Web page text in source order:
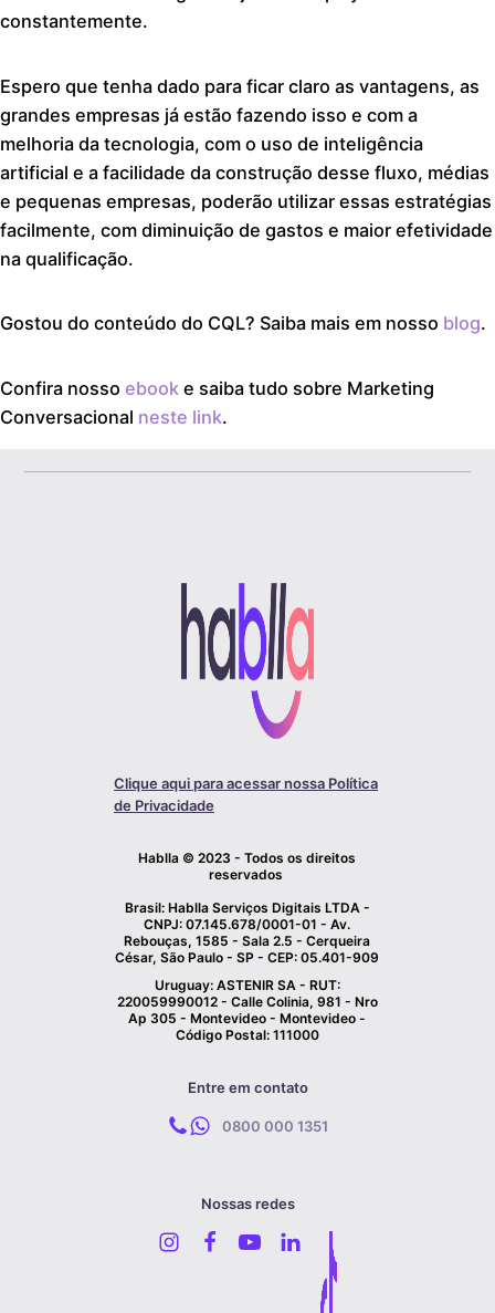
constantemente.
Espero que tenha dado para ficar claro as vantagens, as
grandes empresas já estão fazendo isso e com a
melhoria da tecnologia, com o uso de inteligência
artificial e a facilidade da construção desse fluxo, médias
e pequenas empresas, poderão utilizar essas estratégias
facilmente, com diminuição de gastos e maior efetividade
na qualificação.
Gostou do conteúdo do CQL? Saiba mais em nosso blog.
Confira nosso ebook e saiba tudo sobre Marketing
Conversacional neste link.
Clique aqui para acessar nossa Política
de Privacidade
Hablla © 2023 - Todos os direitos
reservados
Brasil: Hablla Serviços Digitais LTDA -
CNPJ: 07.145.678/0001-01 - Av.
Rebouças, 1585 - Sala 2.5 - Cerqueira
César, São Paulo - SP - CEP: 05.401-909
Uruguay: ASTENIR SA - RUT:
220059990012 - Calle Colinia, 981 - Nro
Ap 305 - Montevideo - Montevideo -
Código Postal: 111000
Entre em contato
0800 000 1351
Nossas redes